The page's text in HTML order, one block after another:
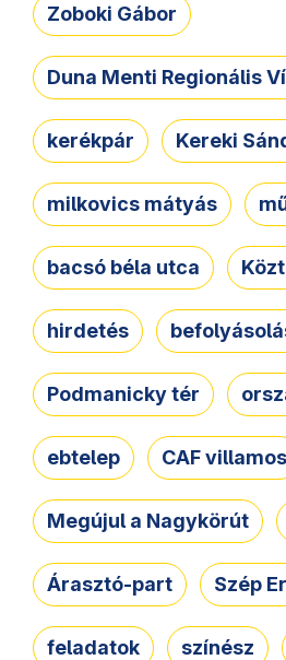
Zoboki Gábor
Duna Menti Regionális
kerékpár Kereki
milkovics mátyás
bacsó béla utca
hirdetés
Podmanicky tér
ebtelep CAF villamos
Megújul a Nagykörút
Árasztó-part Szép
feladatok színész